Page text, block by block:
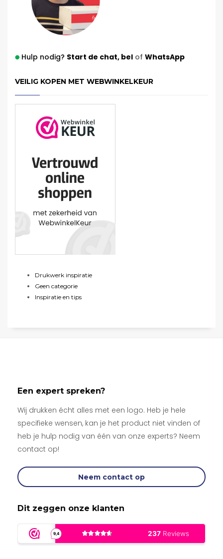
Hulp nodig? Start de chat,belof WhatsApp
VEILIG KOPEN MET WEBWINKELKEUR
Drukwerk inspiratie
Geen categorie
Inspiratie en tips
Een expert spreken?
Wij drukken écht alles met een logo. Heb je hele
specifieke wensen, kan je het product niet vinden of
heb je hulp nodig van één van onze experts? Neem
contact op!
Neem contact op
Dit zeggen onze klanten